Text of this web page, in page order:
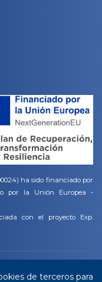
ha sido financiado por
por la Unión Europea -
con el proyecto Exp.
de terceros para